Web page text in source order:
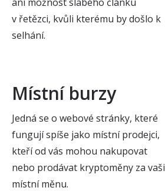
v řetězci, kvůli kterému by došlo k
selhání.
Místní burzy
Jedná se o webové stránky, které
fungují spíše jako místní prodejci,
kteří od vás mohou nakupovat
nebo prodávat kryptoměny za vaši
místní měnu.